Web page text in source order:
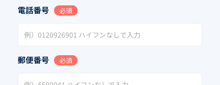
電話番号 必須
郵便番号 必須